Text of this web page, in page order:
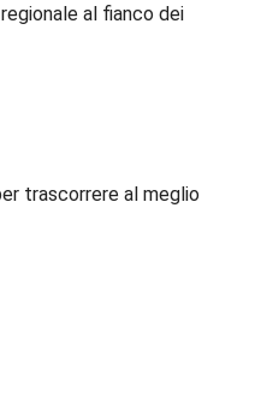
al fianco dei
trascorrere al meglio